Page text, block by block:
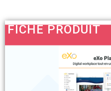
FICHE PRODUIT